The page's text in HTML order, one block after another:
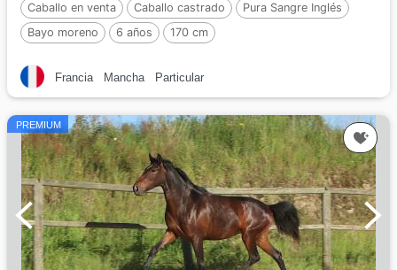
Caballo en venta Caballo castrado
Pura Sangre Inglés
Bayo moreno
6 años 170 cm
Francia Mancha Particular
PREMIUM